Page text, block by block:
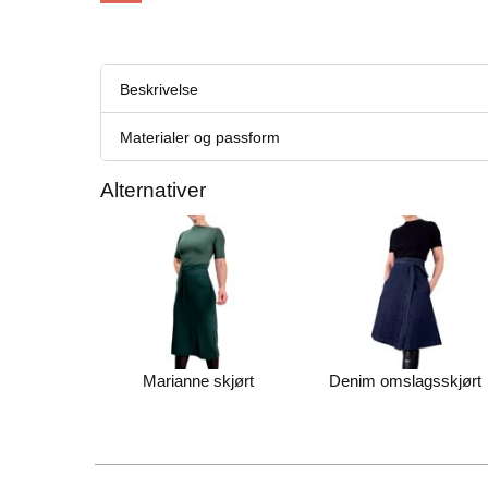
Beskrivelse
Materialer og passform
Alternativer
Marianne skjørt Denim omslagsskjørt